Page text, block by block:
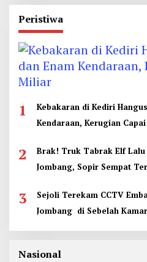
Peristiwa
1
Kebakaran di Kediri
Kendaraan, Kerugian
2
Brak! Truk Tabrak Elf
Jombang, Sopir Sempat
3
Sejoli Terekam CCTV
Jombang di Sebelah
Nasional